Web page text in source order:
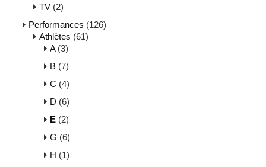
TV (2)
Performances (126)
Athlètes (61)
A(3)
B (7)
C (4)
D (6)
E (2)
G (6)
H (1)